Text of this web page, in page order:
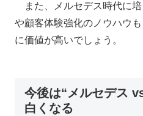
また、メルセデス時代に
や顧客体験強化のノウハウ
に価値が高いでしょう。
今後は“メルセデス
白くなる